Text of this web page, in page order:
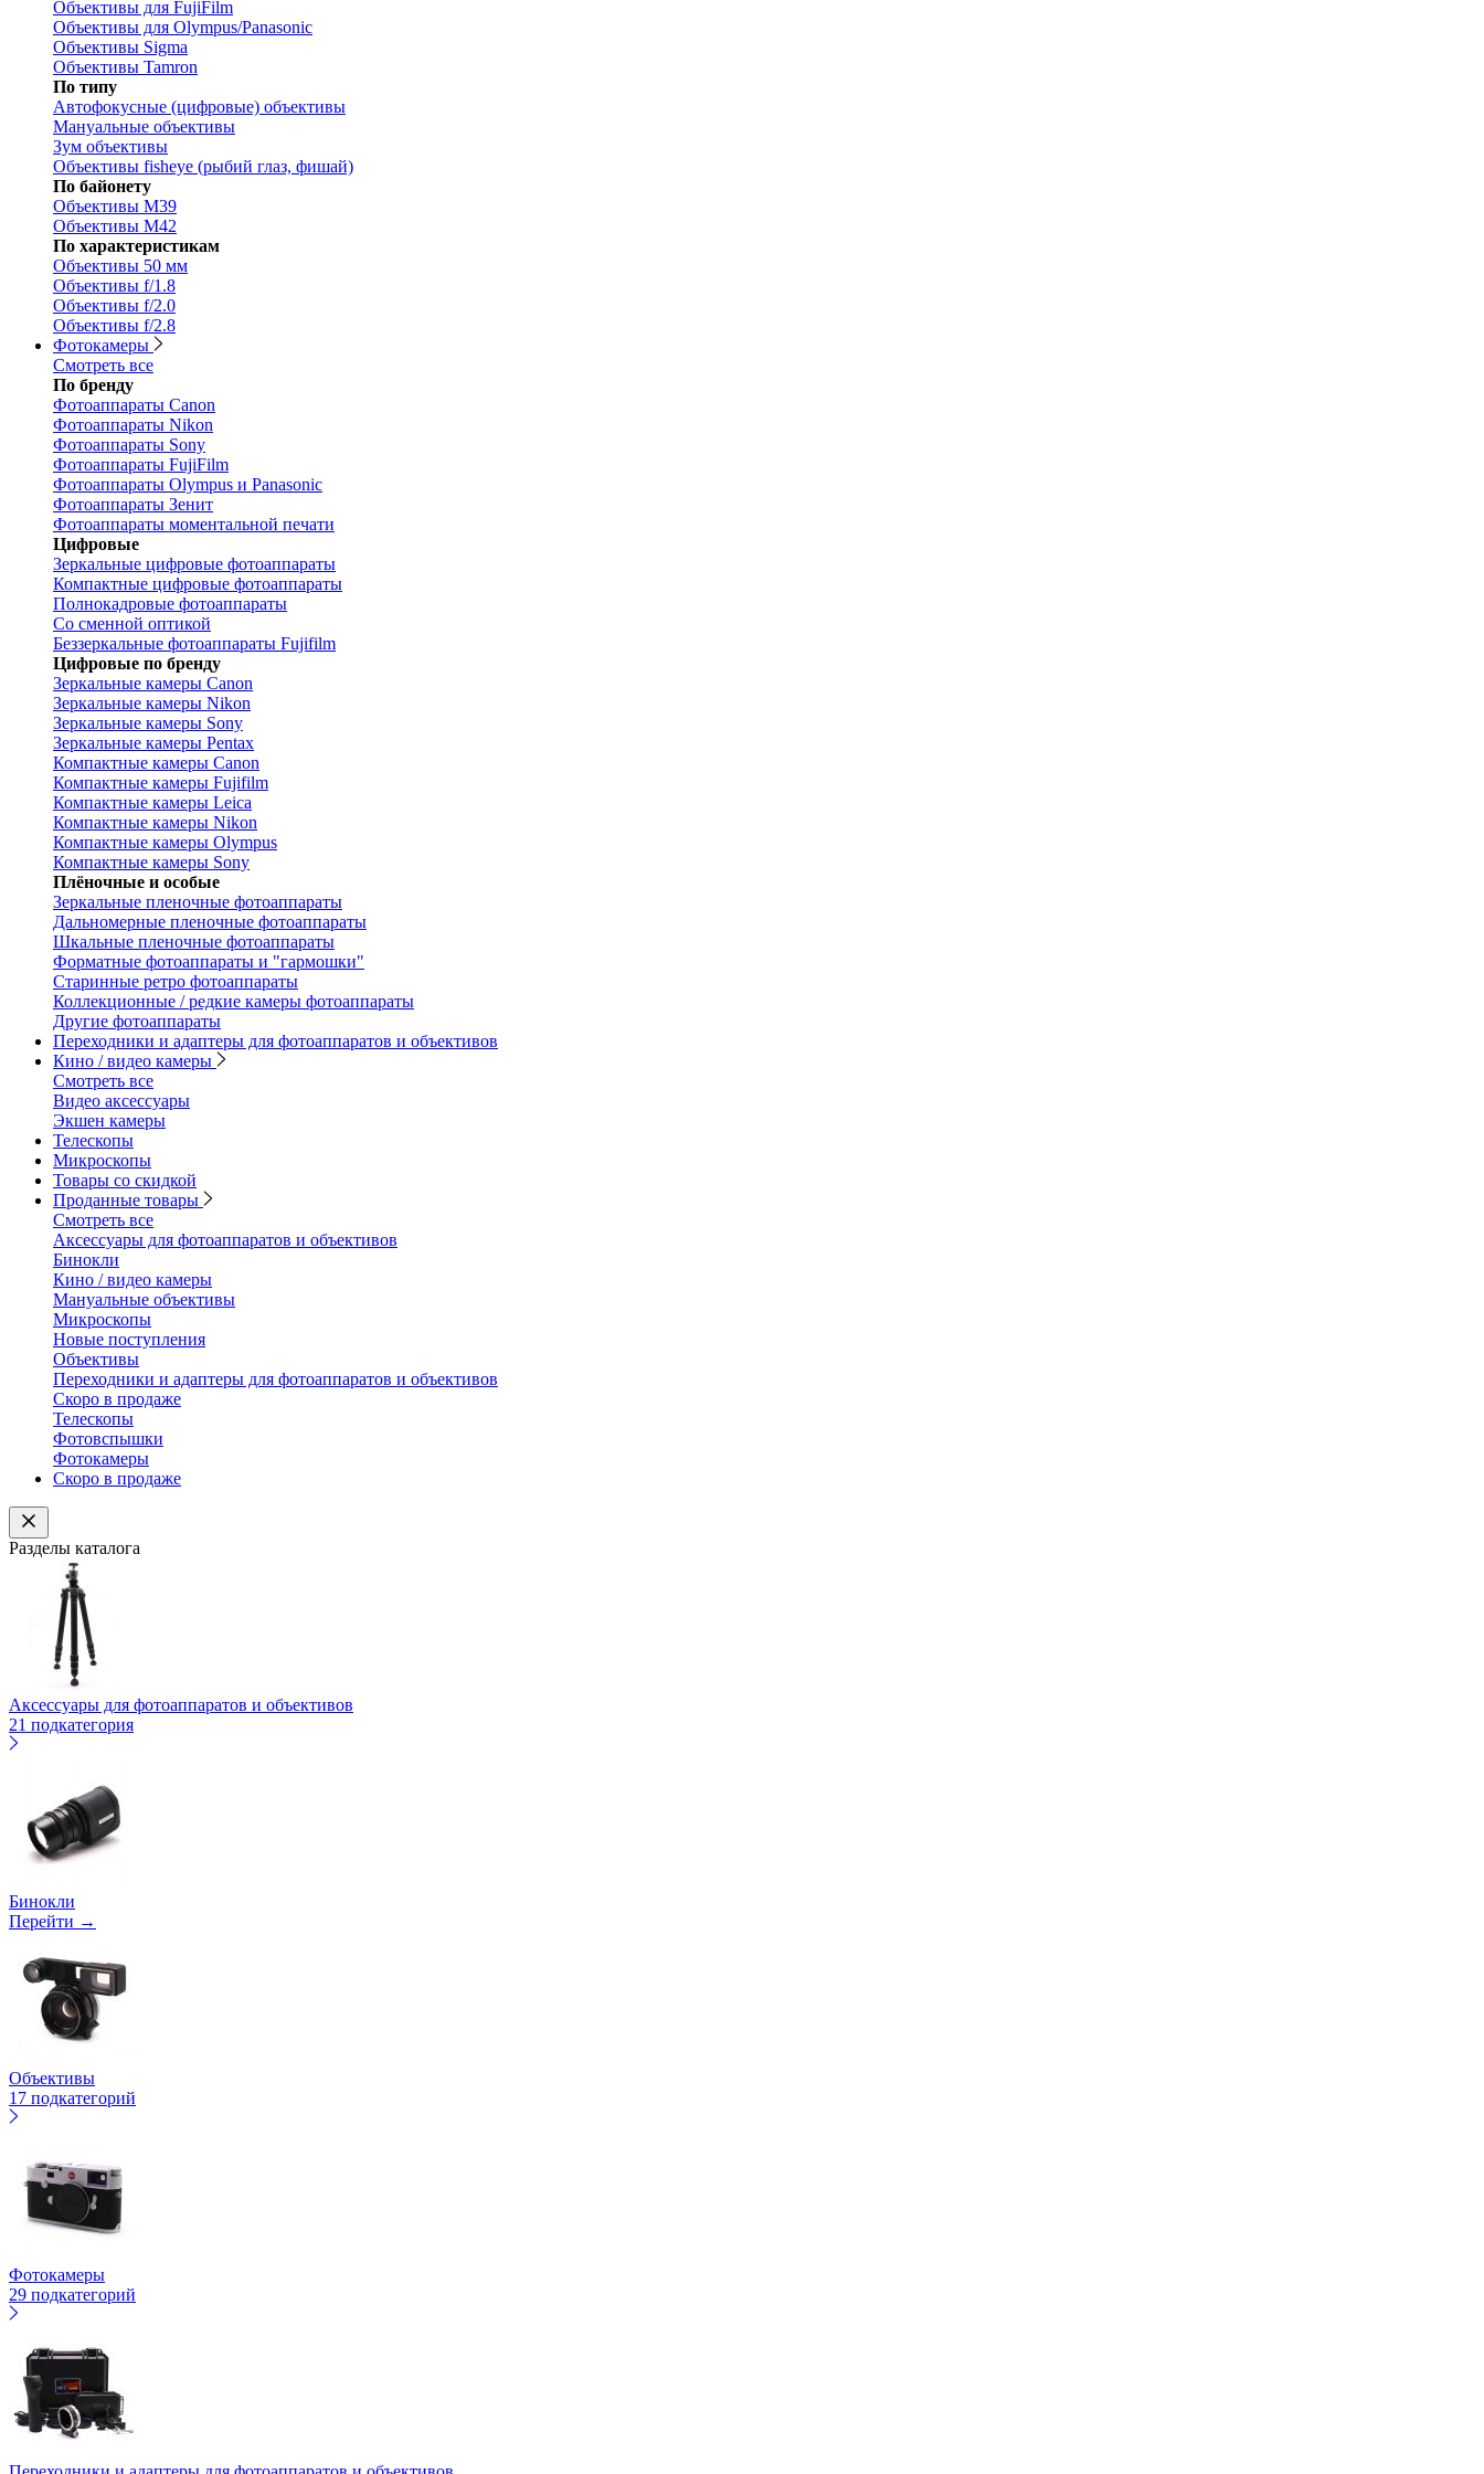
Объективы для FujiFilm
Объективы для Olympus/Panasonic
Объективы Sigma
Объективы Tamron
По типу
Автофокусные (цифровые) объективы
Мануальные объективы
Зум объективы
Объективы fisheye (рыбий глаз, фишай)
По байонету
Объективы M39
Объективы M42
По характеристикам
Объективы 50 мм
Объективы f/1.8
Объективы f/2.0
Объективы f/2.8
Фотокамеры
Смотреть все
По бренду
Фотоаппараты Canon
Фотоаппараты Nikon
Фотоаппараты Sony
Фотоаппараты FujiFilm
Фотоаппараты Olympus и Panasonic
Фотоаппараты Зенит
Фотоаппараты моментальной печати
Цифровые
Зеркальные цифровые фотоаппараты
Компактные цифровые фотоаппараты
Полнокадровые фотоаппараты
Со сменной оптикой
Беззеркальные фотоаппараты Fujifilm
Цифровые по бренду
Зеркальные камеры Canon
Зеркальные камеры Nikon
Зеркальные камеры Sony
Зеркальные камеры Pentax
Компактные камеры Canon
Компактные камеры Fujifilm
Компактные камеры Leica
Компактные камеры Nikon
Компактные камеры Olympus
Компактные камеры Sony
Плёночные и особые
Зеркальные пленочные фотоаппараты
Дальномерные пленочные фотоаппараты
Шкальные пленочные фотоаппараты
Форматные фотоаппараты и "гармошки"
Старинные ретро фотоаппараты
Коллекционные / редкие камеры фотоаппараты
Другие фотоаппараты
Переходники и адаптеры для фотоаппаратов и объективов
Кино / видео камеры
Смотреть все
Видео аксессуары
Экшен камеры
Телескопы
Микроскопы
Товары со скидкой
Проданные товары
Смотреть все
Аксессуары для фотоаппаратов и объективов
Бинокли
Кино / видео камеры
Мануальные объективы
Микроскопы
Новые поступления
Объективы
Переходники и адаптеры для фотоаппаратов и объективов
Скоро в продаже
Телескопы
Фотовспышки
Фотокамеры
Скоро в продаже
Разделы каталога
Аксессуары для фотоаппаратов и объективов
21 подкатегория
Бинокли
Перейти →
Объективы
17 подкатегорий
Фотокамеры
29 подкатегорий